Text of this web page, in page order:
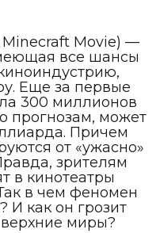
Movie) —
все шансы
Еще за первые
300 миллионов
прогнозам, может
Причем
от «ужасно»
зрителям
в кинотеатры
в чем феномен
И как он грозит
миры?